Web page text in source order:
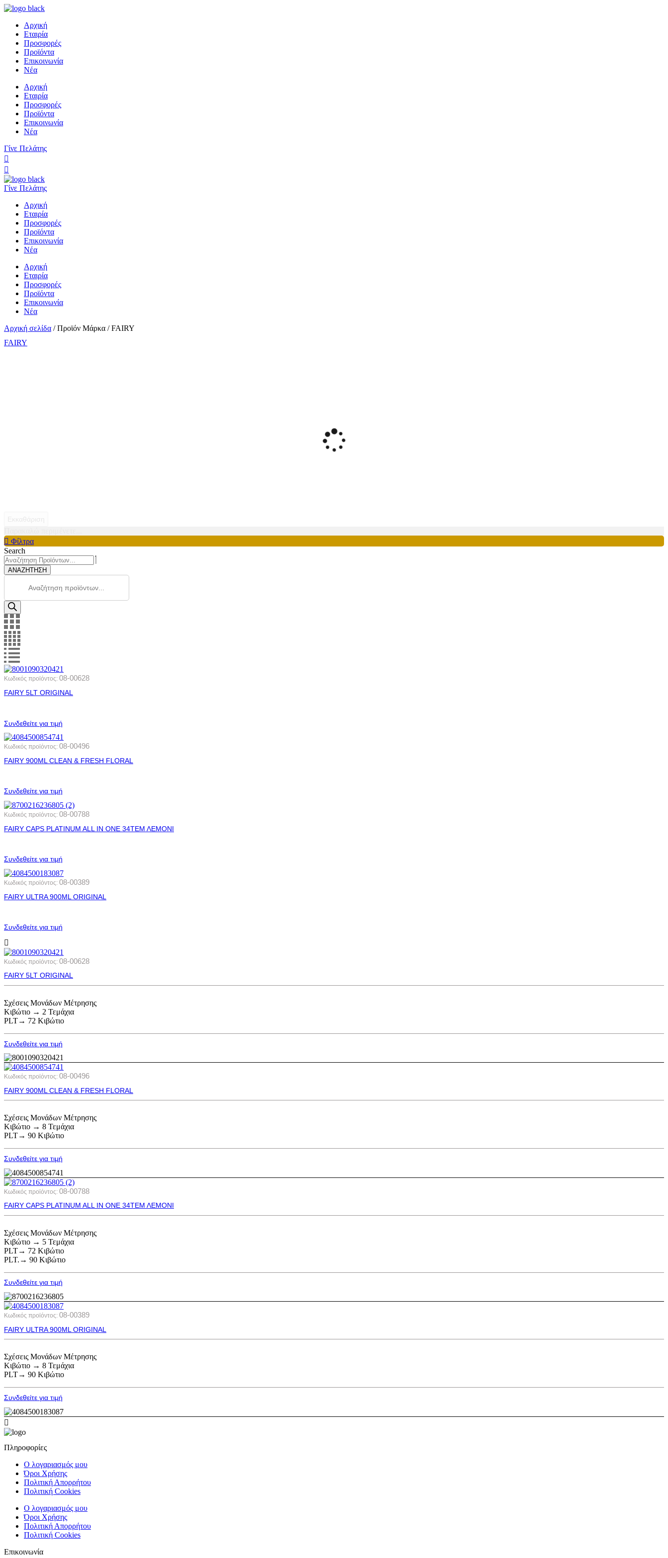
Αρχική
Εταιρία
Προσφορές
Προϊόντα
Επικοινωνία
Νέα
Αρχική
Εταιρία
Προσφορές
Προϊόντα
Επικοινωνία
Νέα
Γίνε Πελάτης
Γίνε Πελάτης
Αρχική
Εταιρία
Προσφορές
Προϊόντα
Επικοινωνία
Νέα
Αρχική
Εταιρία
Προσφορές
Προϊόντα
Επικοινωνία
Νέα
Αρχική σελίδα / Προϊόν Μάρκα / FAIRY
FAIRY
Φίλτρα
Search
ΑΝΑΖΗΤΗΣΗ
Products
Κωδικός προϊόντος: 08-00628
FAIRY 5LT ORIGINAL
Συνδεθείτε για τιμή
Κωδικός προϊόντος: 08-00496
FAIRY 900ML CLEAN & FRESH FLORAL
Συνδεθείτε για τιμή
Κωδικός προϊόντος: 08-00788
FAIRY CAPS PLATINUM ALL ΙΝ ΟΝΕ 34ΤΕΜ ΛΕΜΟΝΙ
Συνδεθείτε για τιμή
Κωδικός προϊόντος: 08-00389
FAIRY ULTRA 900ML ORIGINAL
Συνδεθείτε για τιμή
Κωδικός προϊόντος: 08-00628
FAIRY 5LT ORIGINAL
Σχέσεις Μονάδων Μέτρησης
Κιβώτιο → 2 Τεμάχια
PLT→ 72 Κιβώτιο
Συνδεθείτε για τιμή
Κωδικός προϊόντος: 08-00496
FAIRY 900ML CLEAN & FRESH FLORAL
Σχέσεις Μονάδων Μέτρησης
Κιβώτιο → 8 Τεμάχια
PLT→ 90 Κιβώτιο
Συνδεθείτε για τιμή
Κωδικός προϊόντος: 08-00788
FAIRY CAPS PLATINUM ALL ΙΝ ΟΝΕ 34ΤΕΜ ΛΕΜΟΝΙ
Σχέσεις Μονάδων Μέτρησης
Κιβώτιο → 5 Τεμάχια
PLT→ 72 Κιβώτιο
PLT.→ 90 Κιβώτιο
Συνδεθείτε για τιμή
Κωδικός προϊόντος: 08-00389
FAIRY ULTRA 900ML ORIGINAL
Σχέσεις Μονάδων Μέτρησης
Κιβώτιο → 8 Τεμάχια
PLT→ 90 Κιβώτιο
Συνδεθείτε για τιμή
Πληροφορίες
Ο λογαριασμός μου
Όροι Χρήσης
Πολιτική Απορρήτου
Πολιτική Cookies
Ο λογαριασμός μου
Όροι Χρήσης
Πολιτική Απορρήτου
Πολιτική Cookies
Επικοινωνία